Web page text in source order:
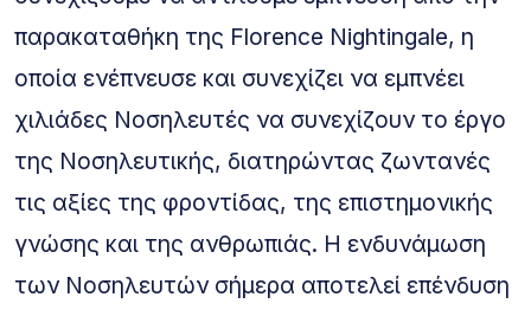
παρακαταθήκη της Florence Nightingale, η
οποία ενέπνευσε και συνεχίζει να εμπνέει
χιλιάδες Νοσηλευτές να συνεχίζουν το έργο
της Νοσηλευτικής, διατηρώντας ζωντανές
τις αξίες της φροντίδας, της επιστημονικής
γνώσης και της ανθρωπιάς. Η ενδυνάμωση
των Νοσηλευτών σήμερα αποτελεί επένδυση